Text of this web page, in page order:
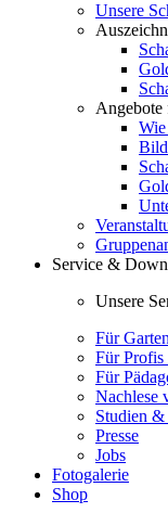
Unsere
Angebote
Service &
Unsere
Für
Für Profis
Für
Nachlese
Studien
Presse
Jobs
Fotogalerie
Shop